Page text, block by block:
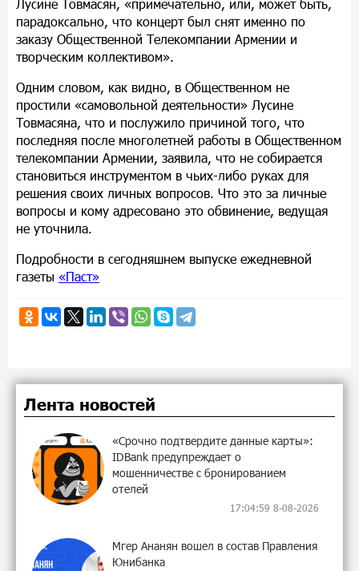
Лусине Товмасян, «примечательно, или, может быть,
парадоксально, что концерт был снят именно по
заказу Общественной Телекомпании Армении и
творческим коллективом».
Одним словом, как видно, в Общественном не
простили «самовольной деятельности» Лусине
Товмасяна, что и послужило причиной того, что
последняя после многолетней работы в Общественном
телекомпании Армении, заявила, что не собирается
становиться инструментом в чьих-либо руках для
решения своих личных вопросов. Что это за личные
вопросы и кому адресовано это обвинение, ведущая
не уточнила.
Подробности в сегодняшнем выпуске ежедневной
газеты «Паст»
Лента новостей
«Срочно подтвердите данные карты»:
IDBank предупреждает о
мошенничестве с бронированием
отелей
17:04:59 8-08-2026
Мгер Ананян вошел в состав Правления
Юнибанка